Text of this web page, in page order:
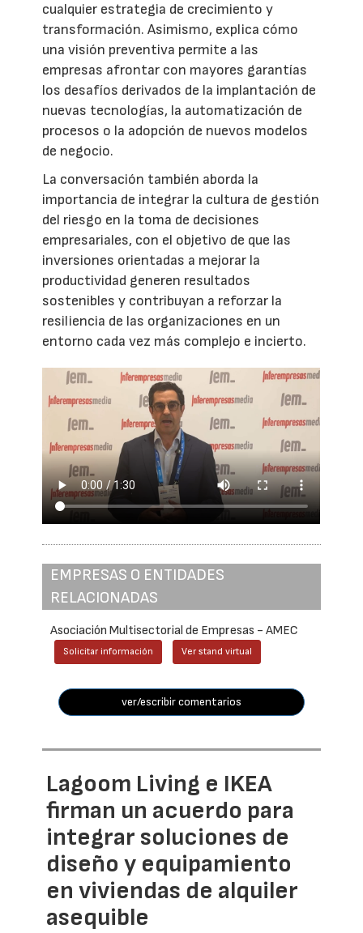
cualquier estrategia de crecimiento y
transformación. Asimismo, explica cómo
una visión preventiva permite a las
empresas afrontar con mayores garantías
los desafíos derivados de la implantación de
nuevas tecnologías, la automatización de
procesos o la adopción de nuevos modelos
de negocio.
La conversación también aborda la
importancia de integrar la cultura de gestión
del riesgo en la toma de decisiones
empresariales, con el objetivo de que las
inversiones orientadas a mejorar la
productividad generen resultados
sostenibles y contribuyan a reforzar la
resiliencia de las organizaciones en un
entorno cada vez más complejo e incierto.
EMPRESAS O ENTIDADES
RELACIONADAS
Asociación Multisectorial de Empresas - AMEC
Solicitar información Ver stand virtual
ver/escribir comentarios
Lagoom Living e IKEA
firman un acuerdo para
integrar soluciones de
diseño y equipamiento
en viviendas de alquiler
asequible